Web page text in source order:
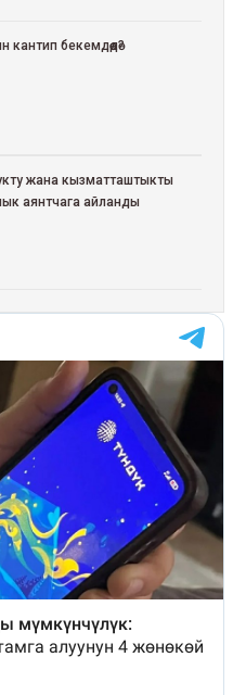
бекемдөөдө?
жана кызматташтыкты
аянтчага айланды